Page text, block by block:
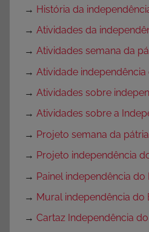
→ História da
→ Atividades da
→ Atividades semana da
→ Atividade independência
→ Atividades sobre
→ Atividades sobre a
→ Projeto semana da pátria
→ Projeto independência
→ Painel independência do
→ Mural independência do
→ Cartaz Independência